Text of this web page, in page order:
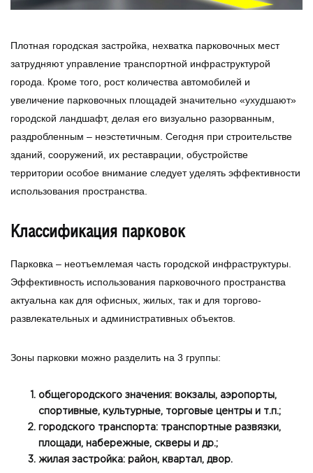
Плотная городская застройка, нехватка парковочных мест
затрудняют управление транспортной инфраструктурой
города. Кроме того, рост количества автомобилей и
увеличение парковочных площадей значительно «ухудшают»
городской ландшафт, делая его визуально разорванным,
раздробленным – неэстетичным. Сегодня при строительстве
зданий, сооружений, их реставрации, обустройстве
территории особое внимание следует уделять эффективности
использования пространства.
Классификация парковок
Парковка – неотъемлемая часть городской инфраструктуры.
Эффективность использования парковочного пространства
актуальна как для офисных, жилых, так и для торгово-
развлекательных и административных объектов.
Зоны парковки можно разделить на 3 группы:
общегородского значения: вокзалы, аэропорты,
спортивные, культурные, торговые центры и т.п.;
городского транспорта: транспортные развязки,
площади, набережные, скверы и др.;
жилая застройка: район, квартал, двор.